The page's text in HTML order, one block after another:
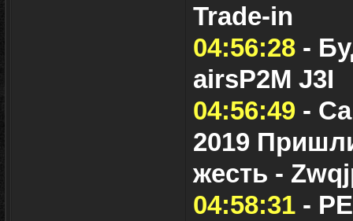
Trade-in
04:56:28 -
airsP2M J3I
04:56:49 -
2019
жесть -
04:58:31 -